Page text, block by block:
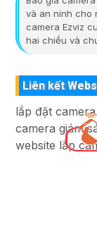
và an ninh cho
camera Ezviz
hai chiều và
Liên kết
lắp đặt
camera giám
website lắp